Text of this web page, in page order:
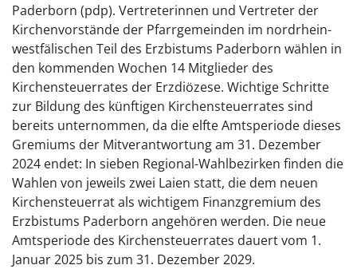
Paderborn (pdp). Vertreterinnen und Vertreter der
Kirchenvorstände der Pfarrgemeinden im nordrhein-
westfälischen Teil des Erzbistums Paderborn wählen in
den kommenden Wochen 14 Mitglieder des
Kirchensteuerrates der Erzdiözese. Wichtige Schritte
zur Bildung des künftigen Kirchensteuerrates sind
bereits unternommen, da die elfte Amtsperiode dieses
Gremiums der Mitverantwortung am 31. Dezember
2024 endet: In sieben Regional-Wahlbezirken finden die
Wahlen von jeweils zwei Laien statt, die dem neuen
Kirchensteuerrat als wichtigem Finanzgremium des
Erzbistums Paderborn angehören werden. Die neue
Amtsperiode des Kirchensteuerrates dauert vom 1.
Januar 2025 bis zum 31. Dezember 2029.